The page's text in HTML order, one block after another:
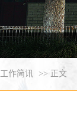
工作简讯 >> 正文